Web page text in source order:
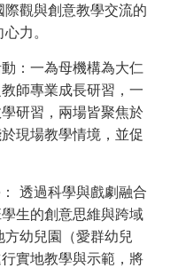
觀與創意教學交流的
力。
：一為母機構為大仁
師專業成長研習，一
研習，兩場皆聚焦於
現場教學情境，並促
透過科學與戲劇融合
生的創意思維與跨域
幼兒園（愛群幼兒
實地教學與示範，將